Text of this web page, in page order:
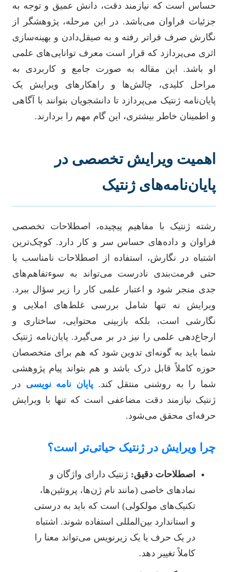
حساس است که نیازمند دقت، دانش عمیق و توجه به
جزئیات فراوان می‌باشد. در این مرحله، پژوهشگر از
نگارش صرف فراتر رفته و به صیقل‌دادن و بهینه‌سازی
اثری می‌پردازد که قرار است معرف توانایی‌های علمی
او باشد. این مقاله به صورت جامع و کاربردی به
مراحل کلیدی، چالش‌ها و راهکارهای ویرایش یک
پایان‌نامه ژنتیک می‌پردازد تا دانشجویان بتوانند با آگاهی
و اطمینان خاطر بیشتری، این گام مهم را بردارند.
اهمیت ویرایش تخصصی در
پایان‌نامه‌های ژنتیک
رشته ژنتیک با مفاهیم پیچیده، اصطلاحات تخصصی
فراوان و داده‌های حساس سر و کار دارد. کوچک‌ترین
اشتباه در نگارش، استفاده از اصطلاحات نامناسب یا
حتی فرمت‌بندی نادرست می‌تواند به سوءتفاهم‌های
جدی منجر شود و اعتبار علمی کار را زیر سؤال ببرد.
ویرایش نه تنها شامل بررسی غلط‌های املایی و
نگارشی است، بلکه بازبینی محتوایی، ساختاری و
ارجاع‌دهی علمی را نیز در بر می‌گیرد. پایان‌نامه ژنتیک
شما باید به گونه‌ای تدوین شود که هم برای متخصصان
حوزه کاملاً قابل درک باشد و هم بتواند پیام پژوهشی
شما را به روشنی منتقل کند.پایان نامه نویسیدر
ژنتیک نیازمند دقت مضاعفی است که تنها با ویرایش
حرفه‌ای محقق می‌شود.
چرا ویرایش در ژنتیک حیاتی‌تر است؟
اصطلاحات دقیق:ژنتیک دارای واژگان و
نمادهای خاصی (مانند نام ژن‌ها، پروتئین‌ها،
تکنیک‌های مولکولی) است که باید به درستی
و استاندارد بین‌المللی استفاده شوند. اشتباه
در یک حرف یا یک زیرنویس می‌تواند معنا را
کاملاً تغییر دهد.